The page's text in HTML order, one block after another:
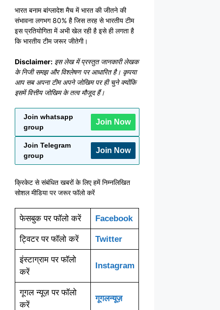
भारत बनाम बांग्लादेश मैच में भारत की जीतने की
संभावना लगभग 80% है जिस तरह से भारतीय टीम
इस प्रतियोगिता में अभी खेल रही है इसे ही लगता है
कि भारतीय टीम जरूर जीतेगी।
Disclaimer: इस लेख में प्रस्तुत जानकारी लेखक
के निजी समझ और विश्लेषण पर आधारित है। कृपया
आप सब अपना टीम अपने जोखिम पर ही चुने क्योंकि
इसमें वित्तीय जोखिम के तत्व मौजूद हैं।
Join whatsapp
group
Join Now
Join Telegram
group
Join Now
क्रिकेट से संबंधित खबरों के लिए हमें निम्नलिखित
सोशल मीडिया पर जरूर फॉलो करें
फेसबुक पर फॉलो करें Facebook
ट्विटर पर फॉलो करें Twitter
इंस्टाग्राम पर फॉलो
करें
Instagram
गूगल न्यूज़ पर फॉलो
करें
गूगलन्यूज़